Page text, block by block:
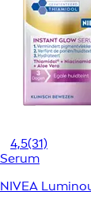
4,5(31)
Serum
NIVEA